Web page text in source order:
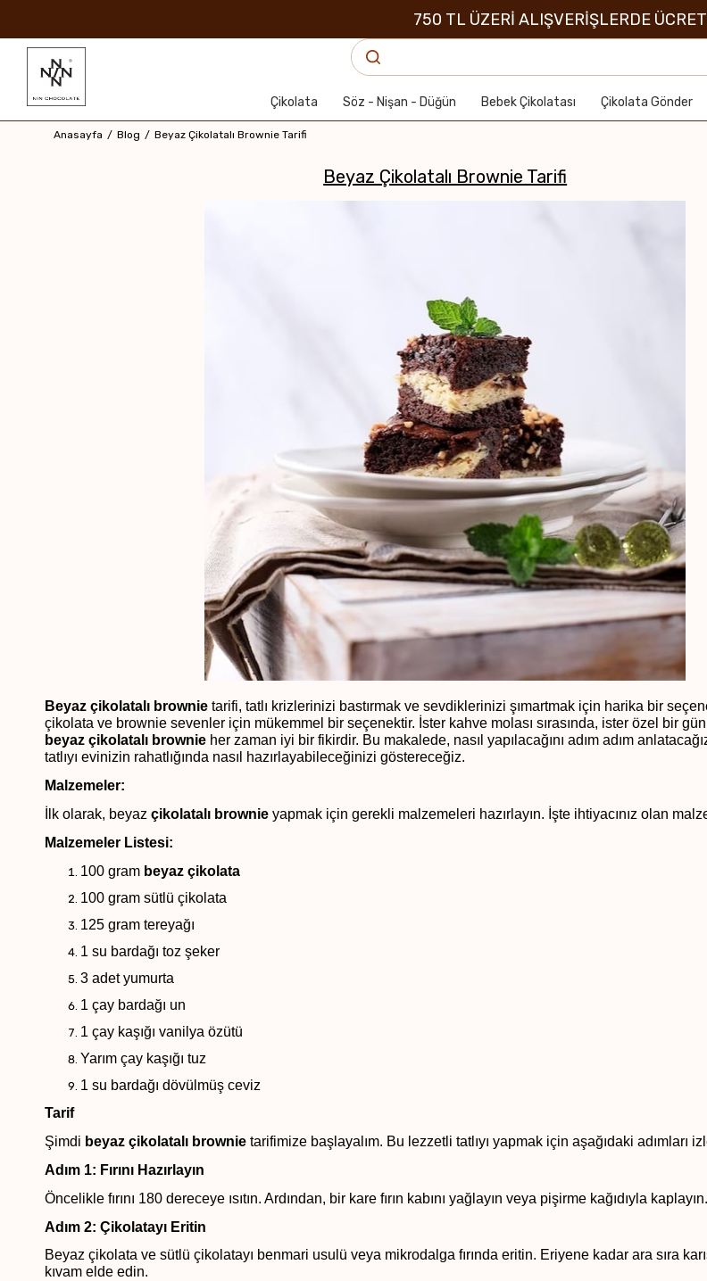
750 TL ÜZERİ ALIŞVERİŞLERDE
Çikolata Söz - Nişan - Düğün Bebek Çikolatası Çikolata Gönder
Anasayfa Blog Beyaz Çikolatalı Brownie Tarifi
Beyaz Çikolatalı Brownie Tarifi
Beyaz çikolatalı brownie tarifi, tatlı krizlerinizi bastırmak ve sevdiklerinizi şımartmak için harika bir
çikolata ve brownie sevenler için mükemmel bir seçenektir. İster kahve molası sırasında, ister özel bir
beyaz çikolatalı brownie her zaman iyi bir fikirdir. Bu makalede, nasıl yapılacağını adım adım
tatlıyı evinizin rahatlığında nasıl hazırlayabileceğinizi göstereceğiz.
Malzemeler:
İlk olarak, beyaz çikolatalı brownie yapmak için gerekli malzemeleri hazırlayın. İşte ihtiyacınız olan
Malzemeler Listesi:
100 gram beyaz çikolata
100 gram sütlü çikolata
125 gram tereyağı
1 su bardağı toz şeker
3 adet yumurta
1 çay bardağı un
1 çay kaşığı vanilya özütü
Yarım çay kaşığı tuz
1 su bardağı dövülmüş ceviz
Tarif
Şimdi beyaz çikolatalı brownie tarifimize başlayalım. Bu lezzetli tatlıyı yapmak için aşağıdaki adımları
Adım 1: Fırını Hazırlayın
Öncelikle fırını 180 dereceye ısıtın. Ardından, bir kare fırın kabını yağlayın veya pişirme kağıdıyla kaplayın.
Adım 2: Çikolatayı Eritin
Beyaz çikolata ve sütlü çikolatayı benmari usulü veya mikrodalga fırında eritin. Eriyene kadar ara sıra
kıvam elde edin.